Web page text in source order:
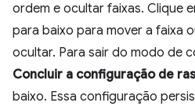
ordem e ocultar faixas. Clique
para baixo para mover a faixa
ocultar. Para sair do modo de
Concluir a configuração de
baixo. Essa configuração